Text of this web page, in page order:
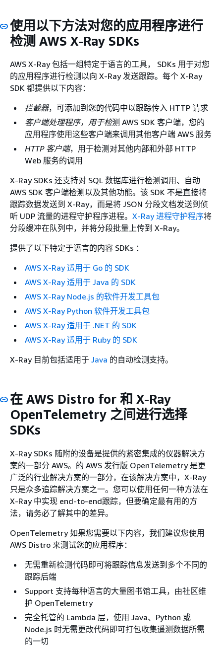
使用以下方法对您的应用程序进行
检测 AWS X-Ray SDKs
AWS X-Ray 包括一组特定于语言的工具， SDKs 用于对您
的应用程序进行检测以向 X-Ray 发送跟踪。每个 X-Ray
SDK 都提供以下内容：
拦截器，可添加到您的代码中以跟踪传入 HTTP 请求
客户端处理程序，用于检测 AWS SDK 客户端，您的
应用程序使用这些客户端来调用其他客户端 AWS 服务
HTTP 客户端，用于检测对其他内部和外部 HTTP
Web 服务的调用
X-Ray SDKs 还支持对 SQL 数据库进行检测调用、自动
AWS SDK 客户端检测以及其他功能。该 SDK 不是直接将
跟踪数据发送到 X-Ray，而是将 JSON 分段文档发送到侦
听 UDP 流量的进程守护程序进程。 X-Ray 进程守护程序将
分段缓冲在队列中，并将分段批量上传到 X-Ray。
提供了以下特定于语言的内容 SDKs ：
AWS X-Ray 适用于 Go 的 SDK
AWS X-Ray 适用于 Java 的 SDK
AWS X-Ray Node.js 的软件开发工具包
AWS X-Ray Python 软件开发工具包
AWS X-Ray 适用于 .NET 的 SDK
AWS X-Ray 适用于 Ruby 的 SDK
X-Ray 目前包括适用于 Java 的自动检测支持。
在 AWS Distro for 和 X-Ray
OpenTelemetry 之间进行选择
SDKs
X-Ray SDKs 随附的设备是提供的紧密集成的仪器解决方
案的一部分 AWS。的 AWS 发行版 OpenTelemetry 是更
广泛的行业解决方案的一部分，在该解决方案中，X-Ray
只是众多追踪解决方案之一。您可以使用任何一种方法在
X-Ray 中实现 end-to-end跟踪，但要确定最有用的方
法，请务必了解其中的差异。
OpenTelemetry 如果您需要以下内容，我们建议您使用
AWS Distro 来测试您的应用程序：
无需重新检测代码即可将跟踪信息发送到多个不同的
跟踪后端
Support 支持每种语言的大量图书馆工具，由社区维
护 OpenTelemetry
完全托管的 Lambda 层，使用 Java、Python 或
Node.js 时无需更改代码即可打包收集遥测数据所需
的一切